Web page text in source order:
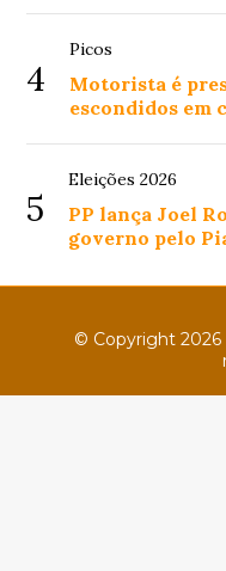
4
Picos
Motorista é
escondidos em
5
Eleições 2026
PP lança Joel
governo pelo
© Copyright 2026